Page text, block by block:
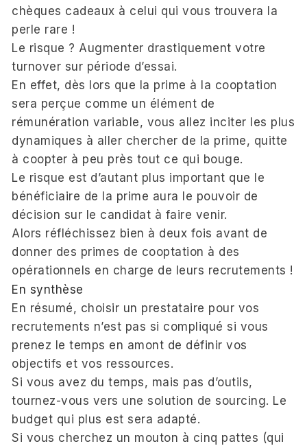
chèques cadeaux à celui qui vous trouvera la
perle rare !
Le risque ? Augmenter drastiquement votre
turnover sur période d’essai.
En effet, dès lors que la prime à la cooptation
sera perçue comme un élément de
rémunération variable, vous allez inciter les plus
dynamiques à aller chercher de la prime, quitte
à coopter à peu près tout ce qui bouge.
Le risque est d’autant plus important que le
bénéficiaire de la prime aura le pouvoir de
décision sur le candidat à faire venir.
Alors réfléchissez bien à deux fois avant de
donner des primes de cooptation à des
opérationnels en charge de leurs recrutements !
En synthèse
En résumé, choisir un prestataire pour vos
recrutements n’est pas si compliqué si vous
prenez le temps en amont de définir vos
objectifs et vos ressources.
Si vous avez du temps, mais pas d’outils,
tournez-vous vers une solution de sourcing. Le
budget qui plus est sera adapté.
Si vous cherchez un mouton à cinq pattes (qui